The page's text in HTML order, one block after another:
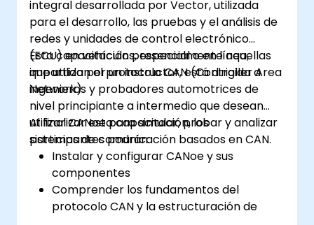
integral desarrollada por Vector, utilizada
para el desarrollo, las pruebas y el análisis de
redes y unidades de control electrónico
(ECU) en vehículos, especialmente aquellas
que utilizan el protocolo CAN (Controller Area
Network).
Esta capacitación presencial o en línea,
impartida por un instructor, está dirigida a
ingenieros y probadores automotrices de
nivel principiante a intermedio que desean
utilizar CANoe para simular, probar y analizar
sistemas de comunicación basados en CAN.
Al finalizar esta capacitación, los
participantes podrán:
Instalar y configurar CANoe y sus
componentes
Comprender los fundamentos del
protocolo CAN y la estructuración de